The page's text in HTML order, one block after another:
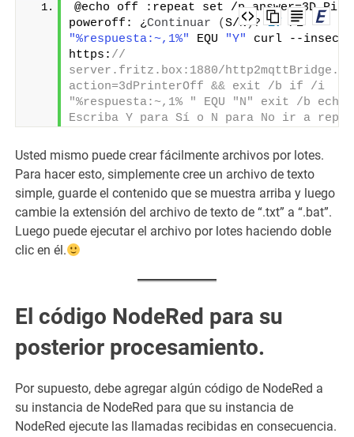
@echo off :repeat set /p answer=3D
poweroff: ¿Continuar (S/N)? if
/i
"%respuesta:~,1%"
EQU "Y"
curl --
https: //
server.fritz.box:1880/
action=3dPrinterOff && exit /b if /i
"%respuesta:~,1% " EQU "N" exit /b echo
Escriba Y para Sí o N para No ir a
Usted mismo puede crear fácilmente archivos por lotes.
Para hacer esto, simplemente cree un archivo de texto
simple, guarde el contenido que se muestra arriba y luego
cambie la extensión del archivo de texto de “.txt” a “.bat”.
Luego puede ejecutar el archivo por lotes haciendo doble
clic en él.
El código NodeRed para su
posterior procesamiento.
Por supuesto, debe agregar algún código de NodeRed a
su instancia de NodeRed para que su instancia de
NodeRed ejecute las llamadas recibidas en consecuencia.